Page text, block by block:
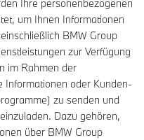
Ihre personenbezogenen
um Ihnen Informationen
BMW Group
zur Verfügung
im Rahmen der
Informationen oder Kunden-
zu senden und
Dazu gehören,
über BMW Group